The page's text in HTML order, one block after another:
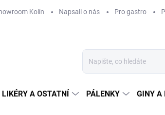
Kolín Napsali o nás Pro gastro
LIKÉRY A OSTATNÍ PÁLENKY GINY A